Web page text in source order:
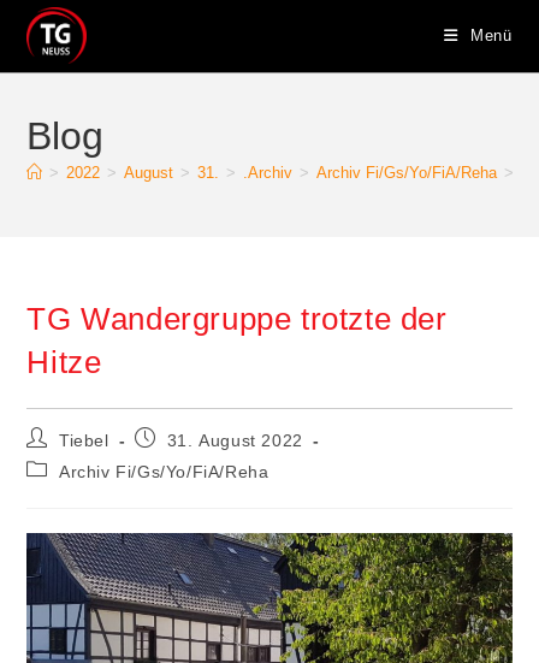
Inhalt
springen
Menü
Blog
> 2022 > August > 31. > .Archiv > Archiv Fi/Gs/Yo/FiA/Reha >
TG Wandergruppe trotzte der
Hitze
Beitrags-
Autor:
Tiebel
Beitrag31. August 2022
Beitrags-
Archiv Fi/Gs/Yo/FiA/Reha